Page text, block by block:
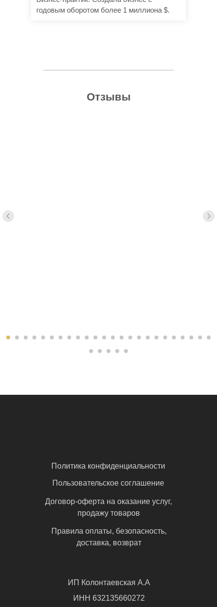
годовым оборотом более 1 миллиона $.
Отзывы
Политика конфиденциальности
Пользовательское соглашение
ИП Колонтаевская А.А
ИНН 632135660272
Договор-оферта на оказание услуг,
продажу товаров
Правила оплаты, безопасность,
доставка, возврат